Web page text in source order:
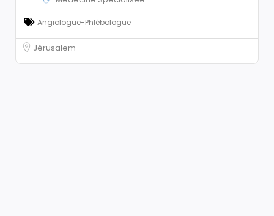
Angiologue-Phlébologue
Jérusalem